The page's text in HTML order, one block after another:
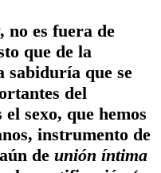
no es fuera de
que de la
sabiduría que se
del
sexo, que hemos
instrumento de
de unión íntima